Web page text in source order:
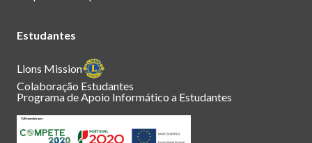
Estudantes
Lions Mission
Colaboração Estudantes
Programa de Apoio Informático a Estudantes